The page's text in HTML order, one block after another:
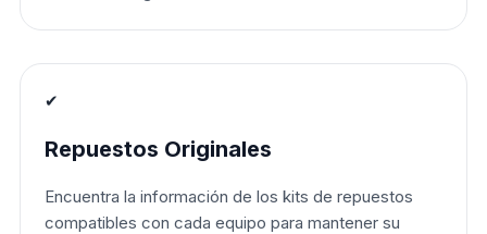
✔
Repuestos Originales
Encuentra la información de los kits de repuestos
compatibles con cada equipo para mantener su